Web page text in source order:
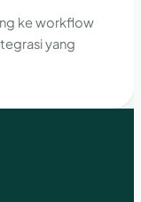
ke workflow
yang